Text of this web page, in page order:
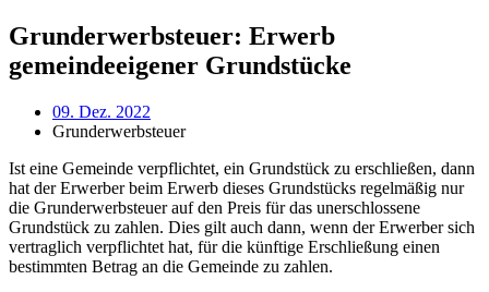
Grunderwerbsteuer: Erwerb
gemeindeeigener Grundstücke
09. Dez. 2022
Grunderwerbsteuer
Ist eine Gemeinde verpflichtet, ein Grundstück zu erschließen, dann
hat der Erwerber beim Erwerb dieses Grundstücks regelmäßig nur
die Grunderwerbsteuer auf den Preis für das unerschlossene
Grundstück zu zahlen. Dies gilt auch dann, wenn der Erwerber sich
vertraglich verpflichtet hat, für die künftige Erschließung einen
bestimmten Betrag an die Gemeinde zu zahlen.